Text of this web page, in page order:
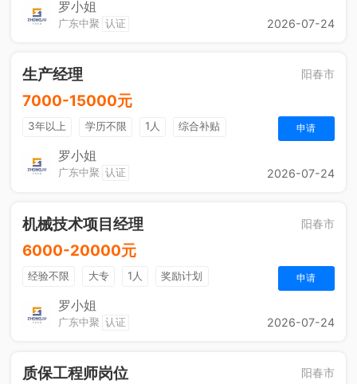
罗小姐
广东中聚 认证 2026-07-24
生产经理 阳春市
7000-15000元
3年以上 学历不限 1人
综合补贴
法定节假日
申请
罗小姐
广东中聚 认证 2026-07-24
机械技术项目经理 阳春市
6000-20000元
经验不限 大专 1人 奖励计划 申请
罗小姐
广东中聚 认证 2026-07-24
质保工程师岗位 阳春市